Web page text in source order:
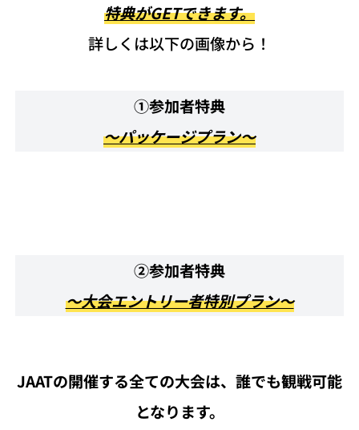
特典がGETできます。
詳しくは以下の画像から！
①参加者特典
〜パッケージプラン〜
②参加者特典
〜大会エントリー者特別プラン〜
JAATの開催する全ての大会は、誰でも観戦可能
となります。